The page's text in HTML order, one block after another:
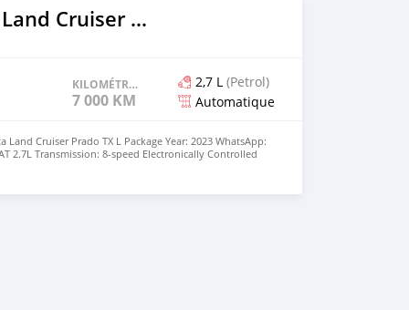
2023 Toyota Land Cruiser Prado
KILOMÉTRAGE
7 000 KM
2,7 L (Petrol)
Automatique
Cruiser Prado TX L Package Year: 2023 WhatsApp:
2.7L Transmission: 8-speed Electronically Controlled
Drivetrain: 4WD Exterior: Matte Black Interior: Leather
| Nothing to fix